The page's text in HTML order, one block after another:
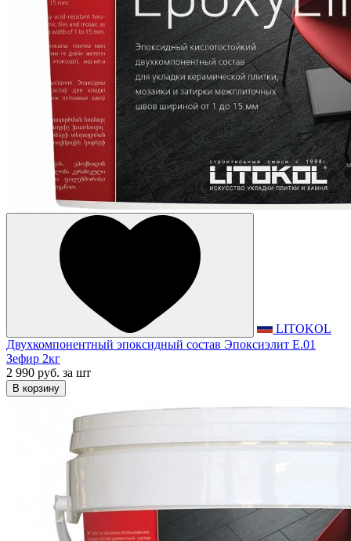
LITOKOL
Двухкомпонентный эпоксидный состав Эпоксиэлит E.01
Зефир 2кг
2 990 руб. за шт
В корзину